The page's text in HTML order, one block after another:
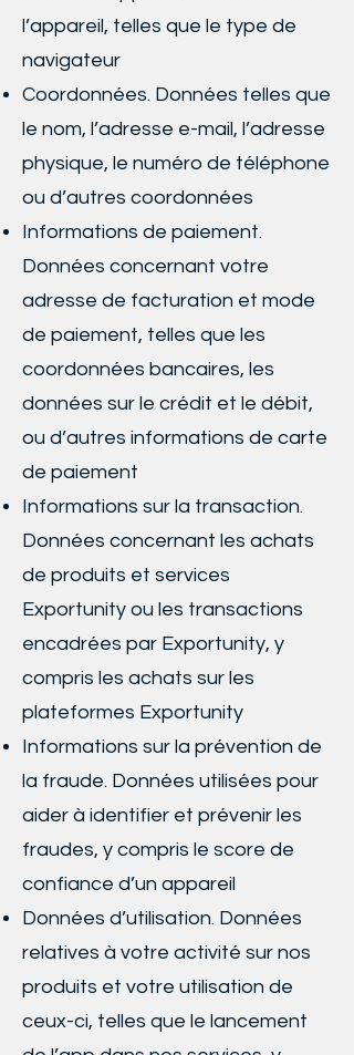
l’appareil, telles que le type de
navigateur
Coordonnées. Données telles que
le nom, l’adresse e-mail, l’adresse
physique, le numéro de téléphone
ou d’autres coordonnées
Informations de paiement.
Données concernant votre
adresse de facturation et mode
de paiement, telles que les
coordonnées bancaires, les
données sur le crédit et le débit,
ou d’autres informations de carte
de paiement
Informations sur la transaction.
Données concernant les achats
de produits et services
Exportunity ou les transactions
encadrées par Exportunity, y
compris les achats sur les
plateformes Exportunity
Informations sur la prévention de
la fraude. Données utilisées pour
aider à identifier et prévenir les
fraudes, y compris le score de
confiance d’un appareil
Données d’utilisation. Données
relatives à votre activité sur nos
produits et votre utilisation de
ceux-ci, telles que le lancement